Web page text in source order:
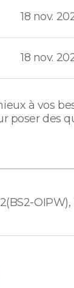
18 nov.
18 nov.
à vos
poser des